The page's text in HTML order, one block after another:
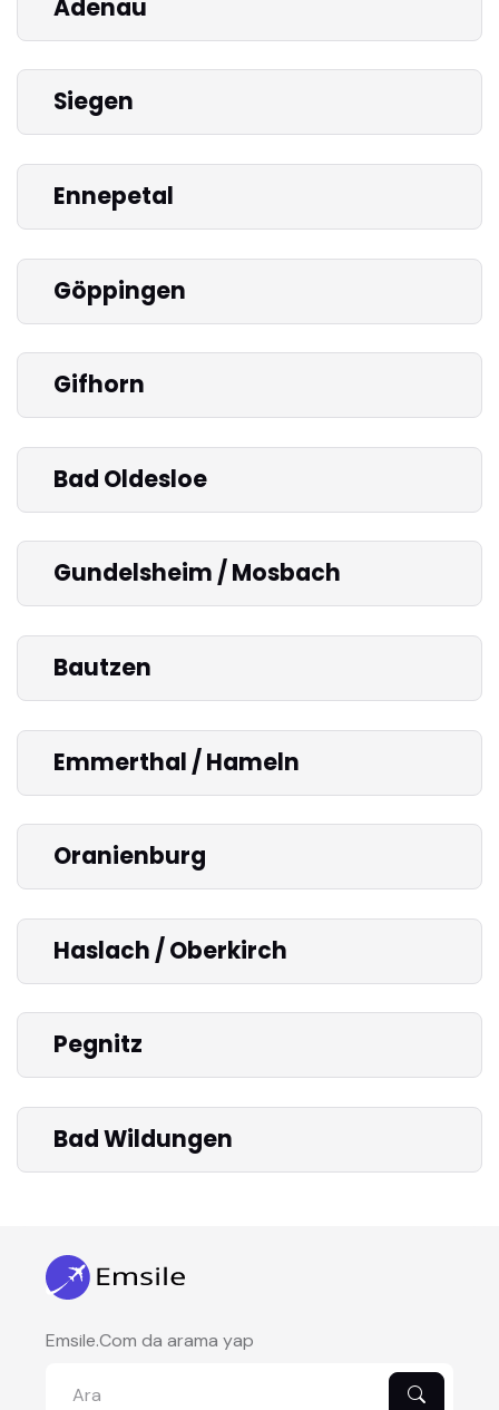
Adenau
Siegen
Ennepetal
Göppingen
Gifhorn
Bad Oldesloe
Gundelsheim / Mosbach
Bautzen
Emmerthal / Hameln
Oranienburg
Haslach / Oberkirch
Pegnitz
Bad Wildungen
Emsile.Com da arama yap